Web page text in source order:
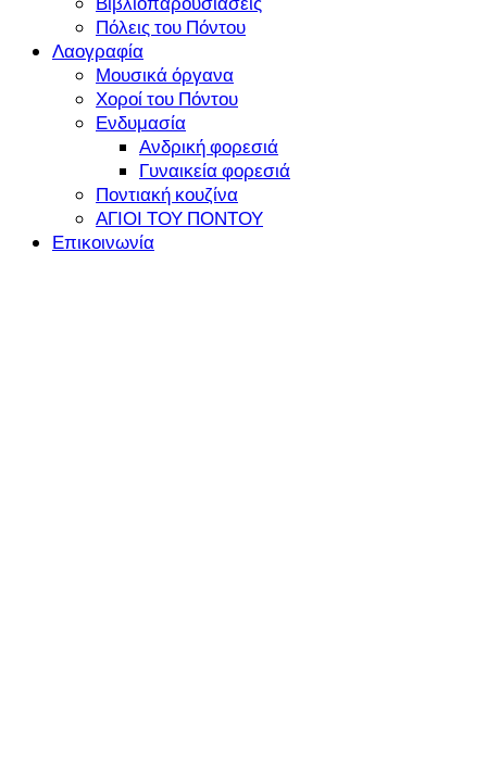
Πόλεις του Πόντου
Λαογραφία
Μουσικά όργανα
Χοροί του Πόντου
Ενδυμασία
Ανδρική φορεσιά
Γυναικεία φορεσιά
Ποντιακή κουζίνα
ΑΓΙΟΙ ΤΟΥ ΠΟΝΤΟΥ
Επικοινωνία